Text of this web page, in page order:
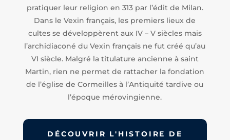
pratiquer leur religion en 313 par l’édit de Milan.
Dans le Vexin français, les premiers lieux de
cultes se développèrent aux IV – V siècles mais
l’archidiaconé du Vexin français ne fut créé qu’au
VI siècle. Malgré la titulature ancienne à saint
Martin, rien ne permet de rattacher la fondation
de l’église de Cormeilles à l’Antiquité tardive ou
l’époque mérovingienne.
DÉCOUVRIR L'HISTOIRE DE